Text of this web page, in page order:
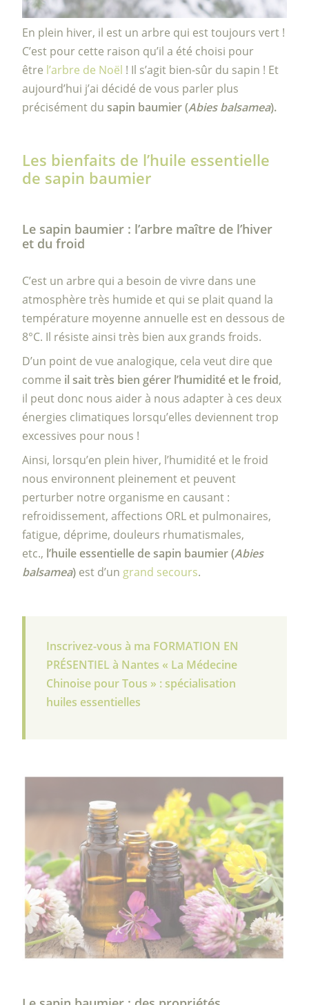
En plein hiver, il est un arbre qui est toujours vert !
C’est pour cette raison qu’il a été choisi pour
être l’arbre de Noël ! Il s’agit bien-sûr du sapin ! Et
aujourd’hui j’ai décidé de vous parler plus
précisément dusapin baumier (Abies balsamea).
Les bienfaits de l’huile essentielle
de sapin baumier
Le sapin baumier : l’arbre maître de l’hiver
et du froid
C’est un arbre qui a besoin de vivre dans une
atmosphère très humide et qui se plait quand la
température moyenne annuelle est en dessous de
8°C. Il résiste ainsi très bien aux grands froids.
D’un point de vue analogique, cela veut dire que
comme il sait très bien gérer l’humidité et le froid,
il peut donc nous aider à nous adapter à ces deux
énergies climatiques lorsqu’elles deviennent trop
excessives pour nous !
Ainsi, lorsqu’en plein hiver, l’humidité et le froid
nous environnent pleinement et peuvent
perturber notre organisme en causant :
refroidissement, affections ORL et pulmonaires,
fatigue, déprime, douleurs rhumatismales,
etc., l’huile essentielle de sapin baumier (Abies
balsamea) est d’ungrand secours.
Inscrivez-vous à ma FORMATION EN
PRÉSENTIEL à Nantes « La Médecine
Chinoise pour Tous » : spécialisation
huiles essentielles